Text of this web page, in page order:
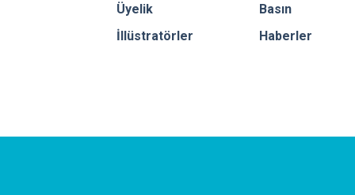
Üyelik
İllüstratörler
Basın
Haberler